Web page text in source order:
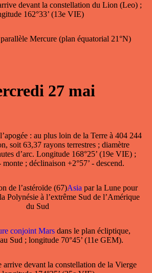
devant la constellation du Lion (Leo) ;
162°33’ (13e VIE)
Mercure (plan équatorial 21°N)
27 mai
: au plus loin de la Terre à 404 244
soit 63,37 rayons terrestres ; diamètre
d’arc. Longitude 168°25’ (19e VIE) ;
monte ; déclinaison +2°57’ - descend.
de l’astéroïde (67)Asia par la Lune pour
Polynésie à l’extrême Sud de l’Amérique
du Sud
conjoint Mars dans le plan écliptique,
Sud ; longitude 70°45’ (11e GEM).
devant la constellation de la Vierge